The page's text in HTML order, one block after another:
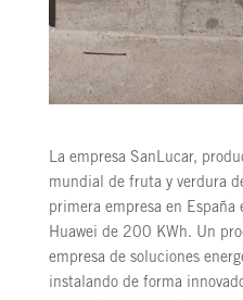
La empresa SanLucar,
mundial de fruta y verdura
primera empresa en
Huawei de 200 KWh. Un
empresa de soluciones
instalando de forma